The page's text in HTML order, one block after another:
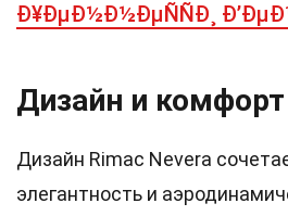
Ð¥ÐµÐ½Ð½ÐµÑÑÐ¸
Дизайн и комфорт
Дизайн Rimac Nevera
элегантность и